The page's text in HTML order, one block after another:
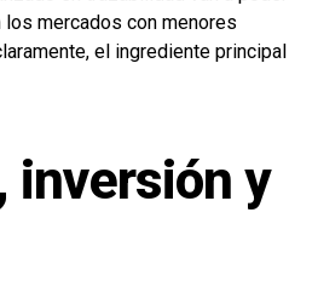
mercados con menores
el ingrediente principal
inversión y